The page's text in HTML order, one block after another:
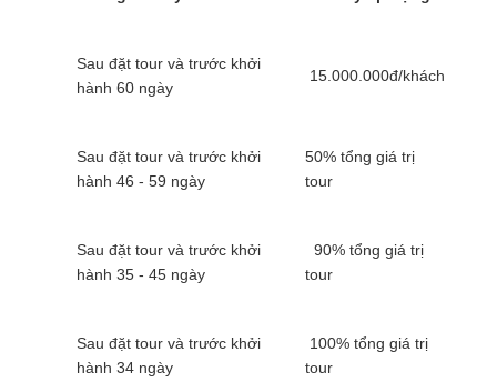
Sau đặt tour và trước khởi
hành 60 ngày
15.000.000đ/khách
Sau đặt tour và trước khởi
hành 46 - 59 ngày
50% tổng giá trị
tour
Sau đặt tour và trước khởi
hành 35 - 45 ngày
90% tổng giá trị
tour
Sau đặt tour và trước khởi
hành 34 ngày
100% tổng giá trị
tour